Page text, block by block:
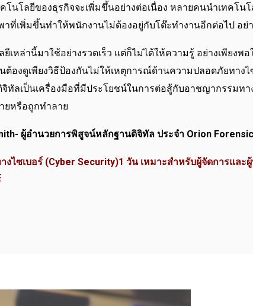
โนโลยีของธุรกิจจะเพิ่มขึ้นอย่างต่อเนื่อง หลายคนนำเทคโน
ที่เพิ่มขึ้นทำให้พนักงานไม่ต้องอยู่กับโต๊ะทำงานอีกต่อไป อ
เหล่านี้มาใช้อย่างรวดเร็ว แต่ก็ไม่ได้ให้ความรู้ อย่างเพีย
ต้องดูเพียงวิธีป้องกันไม่ให้เหตุการณ์ด้านความปลอดภัยทา
ทัลเป็นเครื่องมือที่มีประโยชน์ในการต่อสู้กับอาชญากรรมท
หรือถูกทำลาย
ผู้อำนวยการพิสูจน์หลักฐานดิจิทัล ประจำ Orion
ซเบอร์ (Cyber Security)1 วัน เหมาะสำหรับผู้จัดการและ